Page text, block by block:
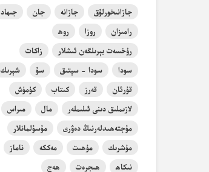
جازانىخورلۇق
جازانە جان
جىھاد
رامىزان
روزا
روھ
رۇخسەت بېرىلگەن ئىشلار
زاكات
سودا
سودا - سېتىق سۇ
شېرىك
قۇرئان
قەرز كىتاب
كۈمۈش
لازىملىق دىنى ئىلىملەر
مال
مىراس
مۇجتەھىدلەرنىڭ دەۋرى
مۇسۇلمانلار
مۇشرىك
مۇھىت مەككە
ناماز
نىكاھ
ھىجرەت ھەج